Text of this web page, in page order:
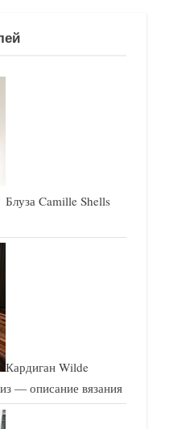
Блуза Camille Shells
Кардиган Wilde
— описание вязания